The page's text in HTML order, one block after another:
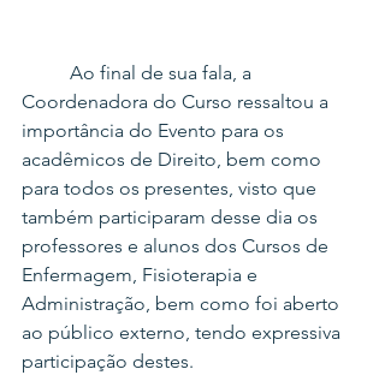
Coordenadora do Curso ressaltou a
importância do Evento para os
acadêmicos de Direito, bem como
para todos os presentes, visto que
também participaram desse dia os
professores e alunos dos Cursos de
Enfermagem, Fisioterapia e
Administração, bem como foi aberto
ao público externo, tendo expressiva
participação destes.